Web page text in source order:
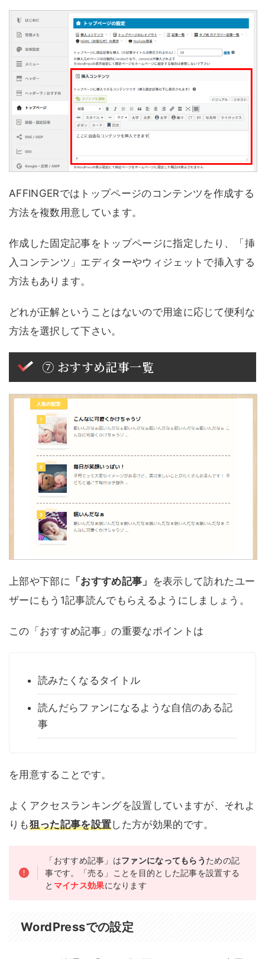
AFFINGERではトップページのコンテンツを作成する
方法を複数用意しています。
作成した固定記事をトップページに指定したり、「挿
入コンテンツ」エディターやウィジェットで挿入する
方法もあります。
どれが正解ということはないので用途に応じて便利な
方法を選択して下さい。
⑦ おすすめ記事一覧
上部や下部に 「おすすめ記事」 を表示して訪れたユー
ザーにもう1記事読んでもらえるようにしましょう。
この「おすすめ記事」の重要なポイントは
読みたくなるタイトル
読んだらファンになるような自信のある記
事
を用意することです。
よくアクセスランキングを設置していますが、それよ
りも狙った記事を設置した方が効果的です。
「おすすめ記事」はファンになってもらう ための記
事です。「売る」ことを目的とした記事を設置する
と マイナス効果になります
WordPressでの設定